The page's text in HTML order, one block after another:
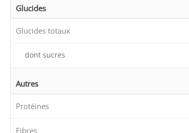
Glucides
Glucides totaux
dont sucres
Autres
Protéines
Fibres